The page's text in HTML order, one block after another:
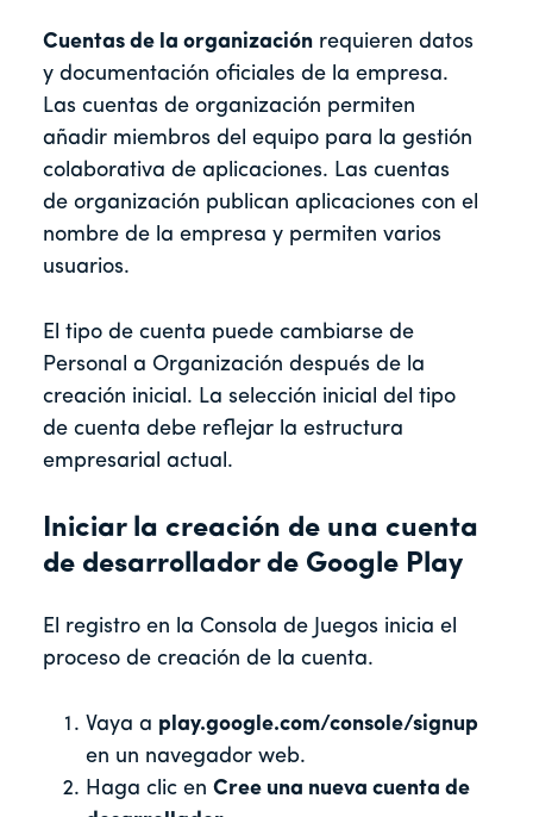
Cuentas de la organización requieren datos
y documentación oficiales de la empresa.
Las cuentas de organización permiten
añadir miembros del equipo para la gestión
colaborativa de aplicaciones. Las cuentas
de organización publican aplicaciones con el
nombre de la empresa y permiten varios
usuarios.
El tipo de cuenta puede cambiarse de
Personal a Organización después de la
creación inicial. La selección inicial del tipo
de cuenta debe reflejar la estructura
empresarial actual.
Iniciar la creación de una cuenta
de desarrollador de Google Play
El registro en la Consola de Juegos inicia el
proceso de creación de la cuenta.
Vaya a play.google.com/console/signup
en un navegador web.
Haga clic en Cree una nueva cuenta de